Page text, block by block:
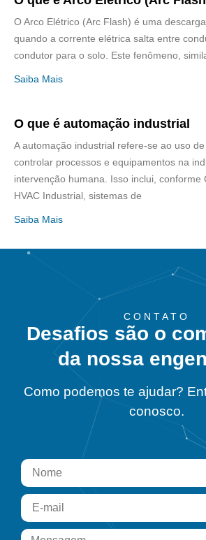
O Arco Elétrico (Arc Flash) é uma
quando a corrente elétrica salta entre
condutor para o solo. Este fenômeno,
Saiba Mais
O que é automação industrial
A automação industrial refere-se ao uso
controlar processos e equipamentos na
intervenção humana. Isso inclui, conforme
HVAC Industrial, sistemas de
Saiba Mais
CONTATO
Desafios são o
da nossa
Como podemos te ajudar?
conosco.